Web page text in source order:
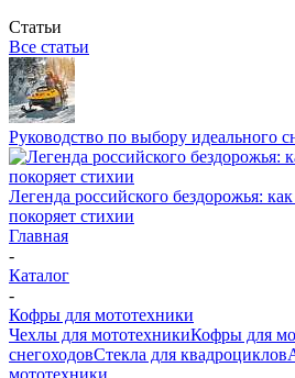
Статьи
Все статьи
Руководство по выбору идеального
Легенда российского бездорожья:
покоряет стихии
Главная
-
Каталог
-
Кофры для мототехники
Чехлы для мототехникиКофры для
снегоходовСтекла для квадроциклов
мототехники